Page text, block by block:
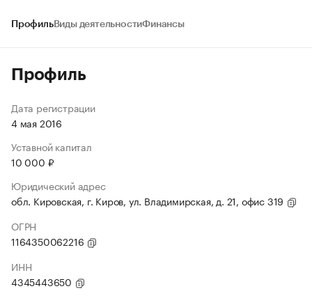
ПрофильВиды деятельностиФинансы
Профиль
Дата регистрации
4 мая 2016
Уставной капитал
10 000 ₽
Юридический адрес
обл. Кировская, г. Киров, ул. Владимирская, д. 21, офис 319
ОГРН
1164350062216
ИНН
4345443650